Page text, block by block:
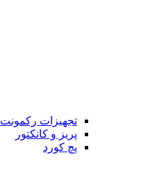
تجهیزات رکمونت
پریز و کانکتور
پچ کورد